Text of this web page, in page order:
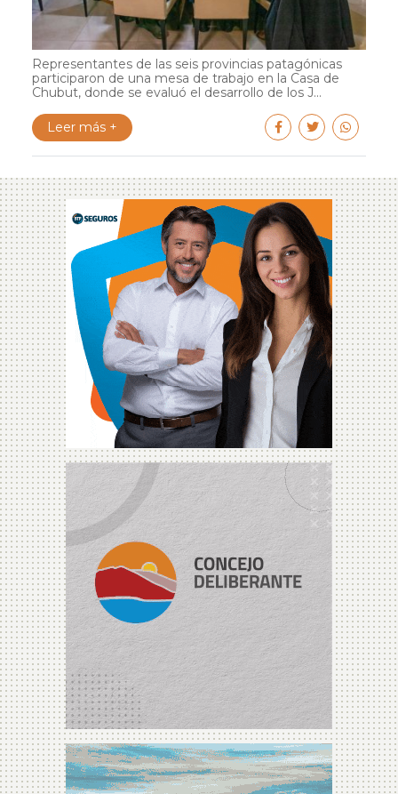
Representantes de las seis provincias patagónicas
participaron de una mesa de trabajo en la Casa de
Chubut, donde se evaluó el desarrollo de los J...
Leer más +